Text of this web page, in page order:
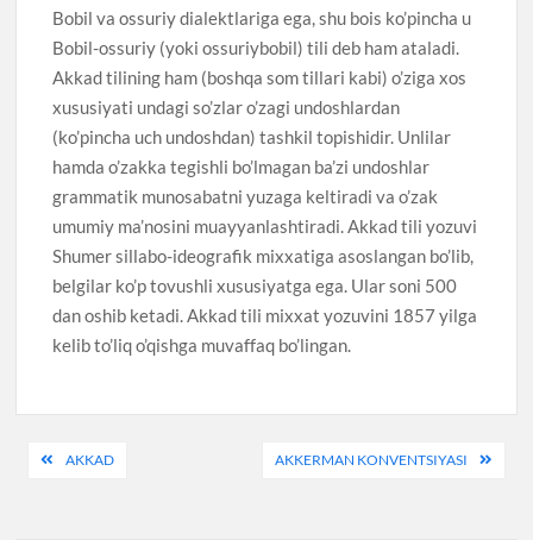
Bobil va ossuriy dialektlariga ega, shu bois ko’pincha u
Bobil-ossuriy (yoki ossuriybobil) tili deb ham ataladi.
Akkad tilining ham (boshqa som tillari kabi) o’ziga xos
xususiyati undagi so’zlar o’zagi undoshlardan
(ko’pincha uch undoshdan) tashkil topishidir. Unlilar
hamda o’zakka tegishli bo’lmagan ba’zi undoshlar
grammatik munosabatni yuzaga keltiradi va o’zak
umumiy ma’nosini muayyanlashtiradi. Akkad tili yozuvi
Shumer sillabo-ideografik mixxatiga asoslangan bo’lib,
belgilar ko’p tovushli xususiyatga ega. Ular soni 500
dan oshib ketadi. Akkad tili mixxat yozuvini 1857 yilga
kelib to’liq o’qishga muvaffaq bo’lingan.
PostAKKAD AKKERMAN KONVENTSIYASI